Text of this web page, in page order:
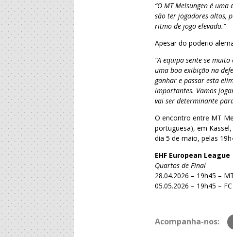
“O MT Melsungen é
são ter jogadores altos,
ritmo de jogo elevado.”
Apesar do poderio
“A equipa sente-se
uma boa exibição na
ganhar e passar esta
importantes. Vamos
vai ser determinante
O encontro entre MT
portuguesa), em
dia 5 de maio, pelas
EHF European League
Quartos de Final
28.04.2026 – 19h45 –
05.05.2026 – 19h45 –
Acompanha-nos: